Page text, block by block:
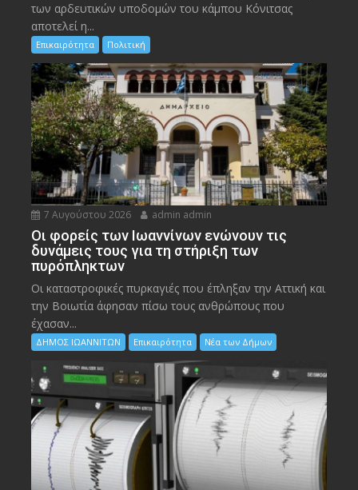
των αρδευτικών υποδομών του κάμπου Κόνιτσας
αποτελεί η...
Επικαιρότητα Πολιτική
7 Αυγούστου 2026 admin admin
Οι φορείς των Ιωαννίνων ενώνουν τις
δυνάμεις τους για τη στήριξη των
πυρόπληκτων
Οι καταστροφικές πυρκαγιές που έπληξαν την Αττική και
την Bοιωτία άφησαν πίσω τους ανθρώπους που
έχασαν...
ΔΗΜΟΣ ΙΩΑΝΝΙΤΩΝ Επικαιρότητα Νέα των Δήμων